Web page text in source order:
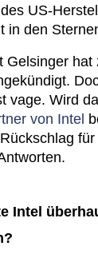
US-
in den
Gelsinger hat
vage. Wird
von Intel
Intel